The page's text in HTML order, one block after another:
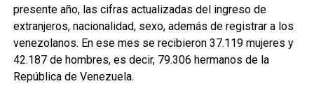
presente año, las cifras actualizadas del ingreso de
extranjeros, nacionalidad, sexo, además de registrar a los
venezolanos. En ese mes se recibieron 37.119 mujeres y
42.187 de hombres, es decir, 79.306 hermanos de la
República de Venezuela.